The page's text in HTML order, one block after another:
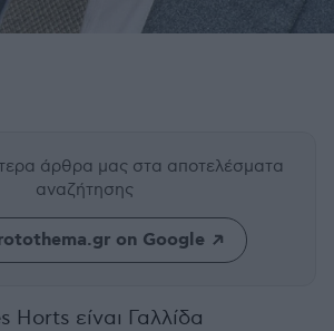
άρθρα μας στα αποτελέσματα
αναζήτησης
on Google
Horts είναι Γαλλίδα